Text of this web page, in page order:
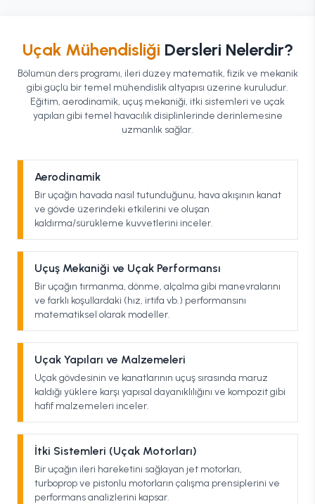
Uçak Mühendisliği Dersleri Nelerdir?
Bölümün ders programı, ileri düzey matematik, fizik ve mekanik
gibi güçlü bir temel mühendislik altyapısı üzerine kuruludur.
Eğitim, aerodinamik, uçuş mekaniği, itki sistemleri ve uçak
yapıları gibi temel havacılık disiplinlerinde derinlemesine
uzmanlık sağlar.
Aerodinamik
Bir uçağın havada nasıl tutunduğunu, hava akışının kanat
ve gövde üzerindeki etkilerini ve oluşan
kaldırma/sürükleme kuvvetlerini inceler.
Uçuş Mekaniği ve Uçak Performansı
Bir uçağın tırmanma, dönme, alçalma gibi manevralarını
ve farklı koşullardaki (hız, irtifa vb.) performansını
matematiksel olarak modeller.
Uçak Yapıları ve Malzemeleri
Uçak gövdesinin ve kanatlarının uçuş sırasında maruz
kaldığı yüklere karşı yapısal dayanıklılığını ve kompozit gibi
hafif malzemeleri inceler.
İtki Sistemleri (Uçak Motorları)
Bir uçağın ileri hareketini sağlayan jet motorları,
turboprop ve pistonlu motorların çalışma prensiplerini ve
performans analizlerini kapsar.